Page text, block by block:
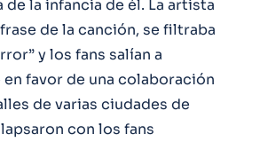
de la infancia de él. La artista
de la canción, se filtraba
y los fans salían a
favor de una colaboración
de varias ciudades de
con los fans